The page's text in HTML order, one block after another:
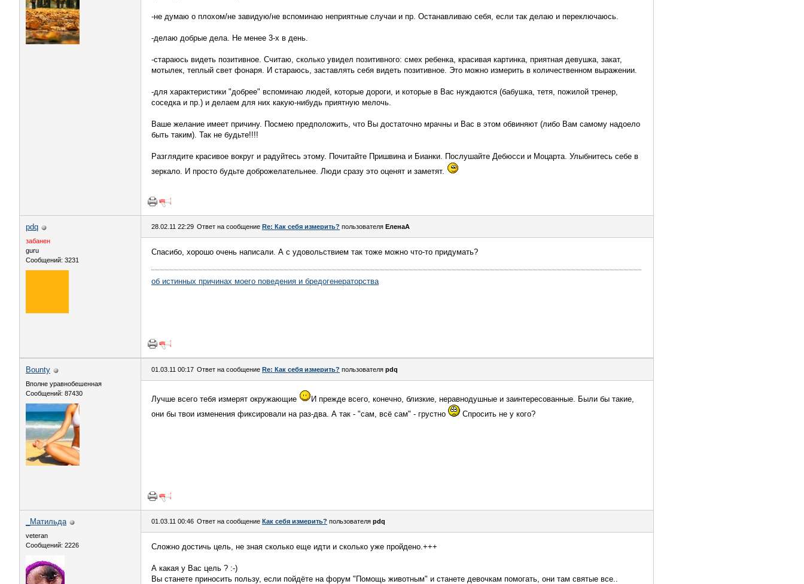
-не думаю о плохом/не завидую/не вспоминаю неприятные случаи и пр. Останавливаю себя, если так делаю и переключаюсь.
-делаю добрые дела. Не менее 3-х в день.
-стараюсь видеть позитивное. Считаю, сколько увидел позитивного: смех ребенка, красивая картинка, приятная девушка, закат,
мотылек, теплый свет фонаря. И стараюсь, заставлять себя видеть позитивное. Это можно измерить в количественном выражении.
-для характеристики "добрее" вспоминаю людей, которые дороги, и которые в Вас нуждаются (бабушка, тетя, пожилой тренер,
соседка и пр.) и делаем для них какую-нибудь приятную мелочь.
Ваше желание имеет причину. Посмею предположить, что Вы достаточно мрачны и Вас в этом обвиняют (либо Вам самому надоело
быть таким). Так не будьте!!!!
Разглядите красивое вокруг и радуйтесь этому. Почитайте Пришвина и Бианки. Послушайте Дебюсси и Моцарта. Улыбнитесь себе в
зеркало. И просто будьте доброжелательнее. Люди сразу это оценят и заметят.
pdq
забанен
guru
Сообщений: 3231
28.02.11 22:29 Ответ на сообщение Re: Как себя измерить? пользователя ЕленаА
Спасибо, хорошо очень написали. А с удовольствием так тоже можно что-то придумать?
об истинных причинах моего поведения и бредогенераторства
Bounty
Вполне уравнобешенная
Сообщений: 87430
01.03.11 00:17 Ответ на сообщение Re: Как себя измерить? пользователя pdq
Лучше всего тебя измерят окружающие
И прежде всего, конечно, близкие, неравнодушные и заинтересованные. Были бы такие,
они бы твои изменения фиксировали на раз-два. А так - "сам, всё сам" - грустно
Спросить не у кого?
_Матильда
veteran
Сообщений: 2226
01.03.11 00:46 Ответ на сообщение Как себя измерить? пользователя pdq
Сложно достичь цель, не зная сколько еще идти и сколько уже пройдено.+++
А какая у Вас цель ? :-)
Вы станете приносить пользу, если пойдёте на форум "Помощь животным" и станете девочкам помогать, они там святые все..